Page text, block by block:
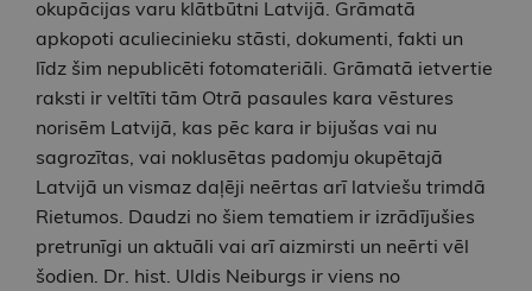
okupācijas varu klātbūtni Latvijā. Grāmatā
apkopoti aculiecinieku stāsti, dokumenti, fakti un
līdz šim nepublicēti fotomateriāli. Grāmatā ietvertie
raksti ir veltīti tām Otrā pasaules kara vēstures
norisēm Latvijā, kas pēc kara ir bijušas vai nu
sagrozītas, vai noklusētas padomju okupētajā
Latvijā un vismaz daļēji neērtas arī latviešu trimdā
Rietumos. Daudzi no šiem tematiem ir izrādījušies
pretrunīgi un aktuāli vai arī aizmirsti un neērti vēl
šodien. Dr. hist. Uldis Neiburgs ir viens no